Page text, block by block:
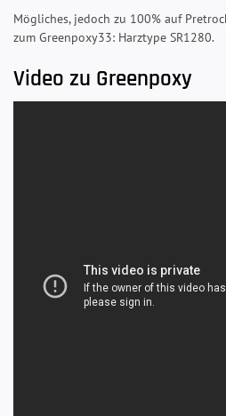
Mögliches, jedoch zu 100% auf
zum Greenpoxy33: Harztype SR1280.
Video zu Greenpoxy